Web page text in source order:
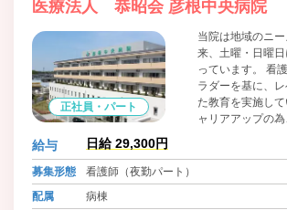
医療法人 恭昭会 彦根中央病院
正社員・パート
当院は地域のニ
来、土曜・日曜
っています。 看
ラダーを基に、
た教育を実施し
ャリアアップの
を預けられる、
給与 日給 29,300円
募集形態
看護師（夜勤パート）
配属
病棟